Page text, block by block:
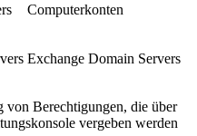
Computerkonten
Exchange Domain Servers
von Berechtigungen, die über
vergeben werden